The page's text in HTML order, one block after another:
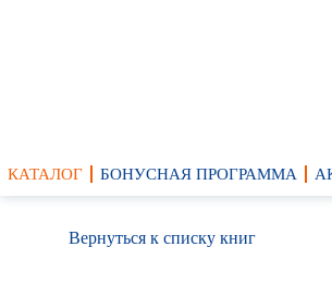
КАТАЛОГ БОНУСНАЯ ПРОГРАММА
Вернуться к списку книг